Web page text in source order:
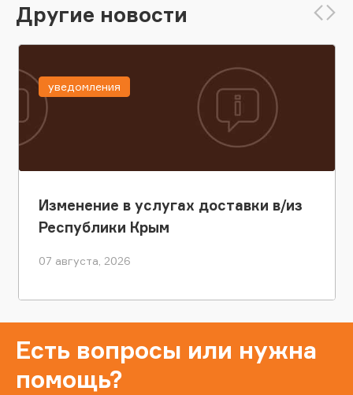
Другие новости
Изменение в услугах доставки в/из
Республики Крым
07 августа, 2026
уведомления
Есть вопросы или нужна
помощь?